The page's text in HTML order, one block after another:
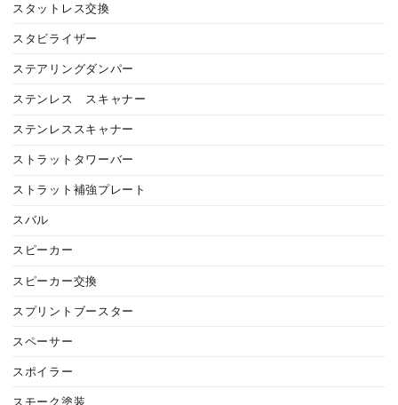
スタットレス交換
スタビライザー
ステアリングダンパー
ステンレス スキャナー
ステンレススキャナー
ストラットタワーバー
ストラット補強プレート
スバル
スピーカー
スピーカー交換
スプリントブースター
スペーサー
スポイラー
スモーク塗装